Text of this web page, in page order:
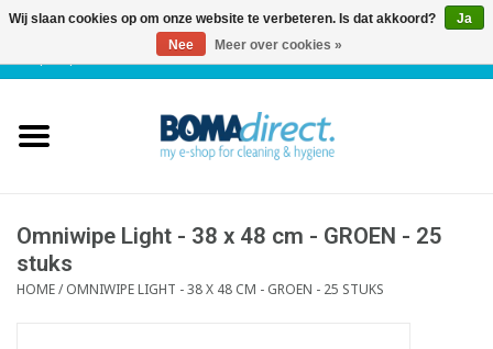
Klantenservice
Blog
Omniwipe Light - 38 x 48 cm - GROEN - 25
stuks
HOME/OMNIWIPE LIGHT - 38 X 48 CM - GROEN - 25 STUKS
Wij slaan cookies op om onze website te verbeteren. Is dat akkoord?
Ja
Nee
Meer over cookies »